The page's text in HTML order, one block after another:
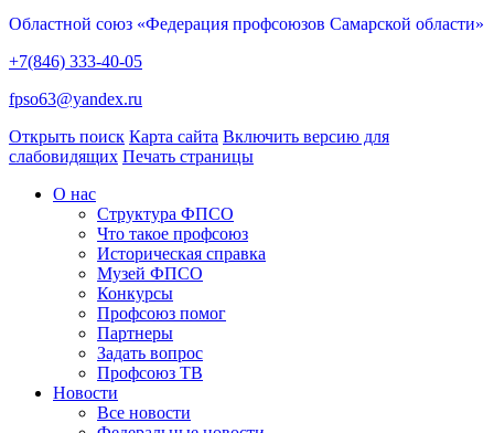
Областной союз «Федерация профсоюзов Самарской области»
+7(846) 333-40-05
fpso63@yandex.ru
Открыть поиск Карта сайта Включить версию для
слабовидящих Печать страницы
О нас
Структура ФПСО
Что такое профсоюз
Историческая справка
Музей ФПСО
Конкурсы
Профсоюз помог
Партнеры
Задать вопрос
Профсоюз ТВ
Новости
Все новости